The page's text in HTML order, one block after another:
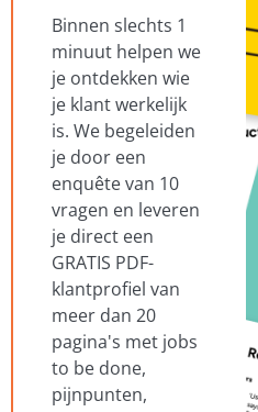
Binnen slechts 1
minuut helpen we
je ontdekken wie
je klant werkelijk
is. We begeleiden
je door een
enquête van 10
vragen en leveren
je direct een
GRATIS PDF-
klantprofiel van
meer dan 20
pagina's met jobs
to be done,
pijnpunten,